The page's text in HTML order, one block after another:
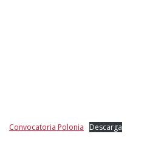
Convocatoria Polonia Descarga